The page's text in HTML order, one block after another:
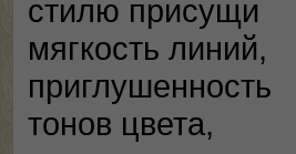
стилю присущи
мягкость линий,
приглушенность
тонов цвета,